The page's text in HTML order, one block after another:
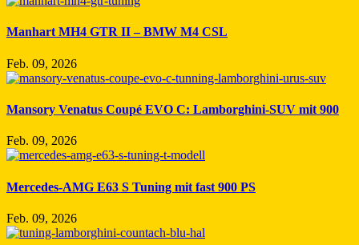
Manhart MH4 GTR II – BMW M4 CSL
Feb. 09, 2026
Mansory Venatus Coupé EVO C: Lamborghini-SUV mit 900
Feb. 09, 2026
Mercedes-AMG E63 S Tuning mit fast 900 PS
Feb. 09, 2026